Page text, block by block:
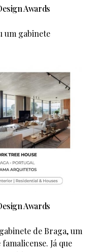
Awards
um gabinete
Awards
de Braga, um
Já que